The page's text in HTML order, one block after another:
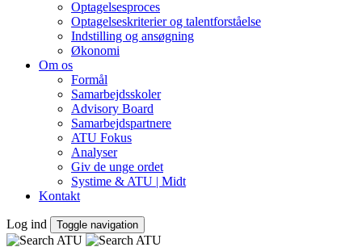
Optagelsesproces
Optagelseskriterier og talentforståelse
Indstilling og ansøgning
Økonomi
Om os
Formål
Samarbejdsskoler
Advisory Board
Samarbejdspartnere
ATU Fokus
Analyser
Giv de unge ordet
Systime & ATU | Midt
Kontakt
Log ind Toggle navigation